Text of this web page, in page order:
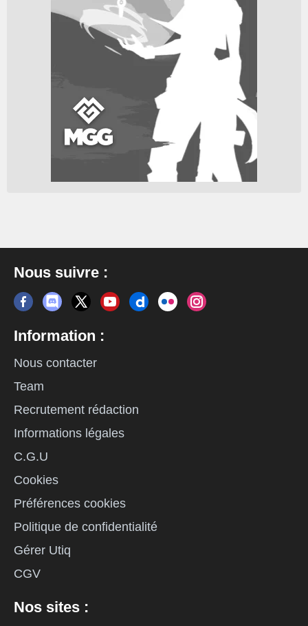
Nous suivre :
Information :
Nous contacter
Team
Recrutement rédaction
Informations légales
C.G.U
Cookies
Préférences cookies
Politique de confidentialité
Gérer Utiq
CGV
Nos sites :